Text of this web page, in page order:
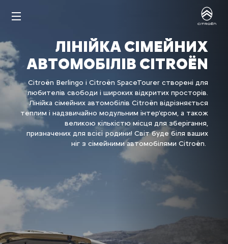
ЛІНІЙКА СІМЕЙНИХ
АВТОМОБІЛІВ CITROËN
Citroën Berlingo і Citroën SpaceTourer створені для
любителів свободи і широких відкритих просторів.
Лінійка сімейних автомобілів Citroën відрізняється
теплим і надзвичайно модульним інтер'єром, а також
великою кількістю місця для зберігання,
призначених для всієї родини! Світ буде біля ваших
ніг з сімейними автомобілями Citroën.